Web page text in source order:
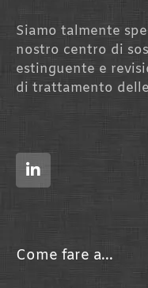
Siamo talmente
nostro centro di
estinguente e
di trattamento
n
k
n
Come fare a...